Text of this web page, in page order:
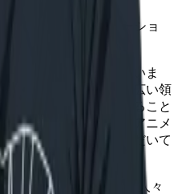
京を拠点に活動。
の生成描画・アニメーショ
ルーのように機能していま
、自律的に行動し、幅広い領
います。品質に妥協すること
主要スタジオや独立系アニメ
のツールをご活用いただいて
み、率直に対話できる人々